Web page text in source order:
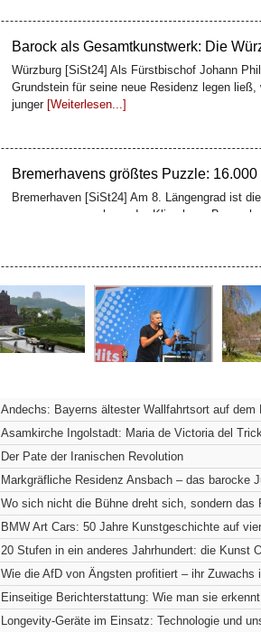
junger[Weiterlesen...]
Bremerhavens größtes Puzzle: 16.000
Besucher gemeinsam das wohl größte Puzzle
Würzburg [SiSt24] Wer die Würzburger
Geschichte: Oben glänzen Treppenhaus und
zweites Bauwerk[Weiterlesen...]
sich in ihrer südwestlichen Ecke verbirgt.
Fassade
[Weiterlesen...]
Wie Bremens ärmstes Viertel zum
Bremen [SiSt24] Wer durch den Schnoor läuft,
einziehen: Die Gassen sind so schmal, dass
passen. Genau das hat das[Weiterlesen...]
65 Tafeln, 132 Helden und 358 Stufen
Andechs: Bayerns ältester Wallfahrtsort auf dem
Asamkirche Ingolstadt: Maria de Victoria del
Der Pate der Iranischen Revolution
Markgräfliche Residenz Ansbach – das barocke
Wo sich nicht die Bühne dreht sich, sondern das
BMW Art Cars: 50 Jahre Kunstgeschichte auf
20 Stufen in ein anderes Jahrhundert: die Kunst
Wie die AfD von Ängsten profitiert – ihr Zuwachs
Einseitige Berichterstattung: Wie man sie
Longevity-Geräte im Einsatz: Technologie und